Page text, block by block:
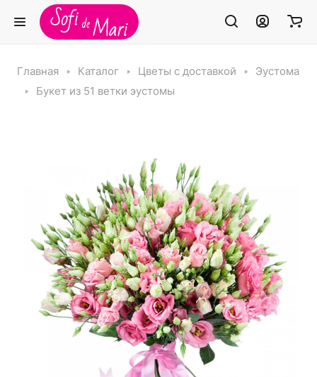
Главная Каталог Цветы с доставкой
Эустома
Букет из 51 ветки эустомы